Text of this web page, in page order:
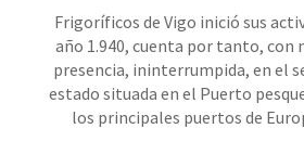
Frigoríficos de Vigo inició sus
año 1.940, cuenta por tanto, con
presencia, ininterrumpida, en el
estado situada en el Puerto
los principales puertos de